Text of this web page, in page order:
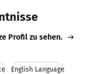
Profil zu sehen.
English Language